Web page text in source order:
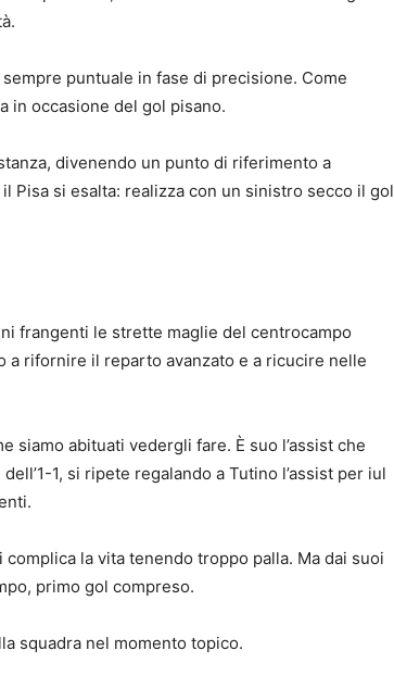
puntuale in fase di precisione. Come
in occasione del gol pisano.
divenendo un punto di riferimento a
Pisa si esalta: realizza con un sinistro secco il gol
frangenti le strette maglie del centrocampo
a rifornire il reparto avanzato e a ricucire nelle
siamo abituati vedergli fare. È suo l’assist che
1, si ripete regalando a Tutino l’assist per iul
la vita tenendo troppo palla. Ma dai suoi
primo gol compreso.
squadra nel momento topico.